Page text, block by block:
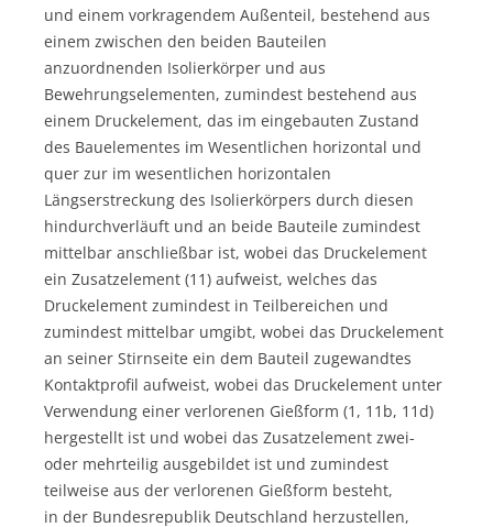
und einem vorkragendem Außenteil, bestehend aus
einem zwischen den beiden Bauteilen
anzuordnenden Isolierkörper und aus
Bewehrungselementen, zumindest bestehend aus
einem Druckelement, das im eingebauten Zustand
des Bauelementes im Wesentlichen horizontal und
quer zur im wesentlichen horizontalen
Längserstreckung des Isolierkörpers durch diesen
hindurchverläuft und an beide Bauteile zumindest
mittelbar anschließbar ist, wobei das Druckelement
ein Zusatzelement (11) aufweist, welches das
Druckelement zumindest in Teilbereichen und
zumindest mittelbar umgibt, wobei das Druckelement
an seiner Stirnseite ein dem Bauteil zugewandtes
Kontaktprofil aufweist, wobei das Druckelement unter
Verwendung einer verlorenen Gießform (1, 11b, 11d)
hergestellt ist und wobei das Zusatzelement zwei-
oder mehrteilig ausgebildet ist und zumindest
teilweise aus der verlorenen Gießform besteht,
in der Bundesrepublik Deutschland herzustellen,